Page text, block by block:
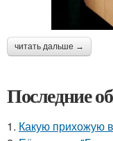
читать дальше →
Последние
1. Какую прихожую